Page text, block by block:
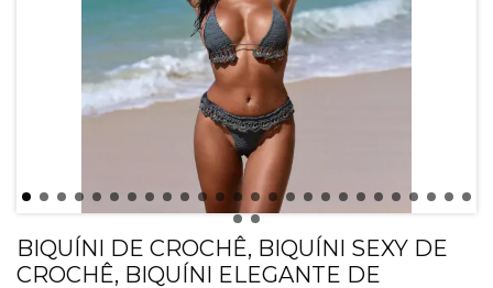
BIQUÍNI DE CROCHÊ, BIQUÍNI SEXY DE
CROCHÊ, BIQUÍNI ELEGANTE DE